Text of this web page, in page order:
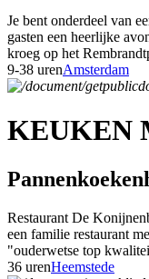
Je bent onderdeel van
gasten een heerlijke
kroeg op het
9-38 urenAmsterdam
KEUKEN
Restaurant De
een familie restaurant
"ouderwetse top
36 urenHeemstede